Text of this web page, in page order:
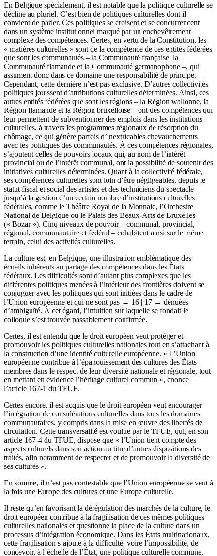
En Belgique spécialement, il est notable que la politique culturelle se
décline au pluriel. C’est bien de politiques culturelles dont il
convient de parler. Ces politiques se croisent et se concurrencent
dans un système institutionnel marqué par un enchevêtrement
complexe des compétences. Certes, en vertu de la Constitution, les
« matières culturelles » sont de la compétence de ces entités fédérées
que sont les communautés – la Communauté française, la
Communauté flamande et la Communauté germanophone –, qui
assument donc dans ce domaine une responsabilité de principe.
Cependant, cette dernière n’est pas exclusive. D’autres collectivités
politiques jouissent d’attributions culturelles déterminées. Ainsi, ces
autres entités fédérées que sont les régions – la Région wallonne, la
Région flamande et la Région bruxelloise – ont des compétences qui
leur permettent de subventionner des emplois dans les institutions
culturelles, à travers les programmes régionaux de résorption du
chômage, ce qui génère parfois d’inextricables chevauchements
avec les politiques des communautés. À ces compétences régionales,
s’ajoutent celles de pouvoirs locaux qui, au nom de l’intérêt
provincial ou de l’intérêt communal, ont la possibilité de soutenir des
initiatives culturelles déterminées. Quant à la collectivité fédérale,
ses compétences culturelles sont loin d’être négligeables, depuis le
statut fiscal et social des artistes et des techniciens du spectacle
jusqu’à la gestion d’un certain nombre d’institutions culturelles
fédérales, comme le Théâtre Royal de la Monnaie, l’Orchestre
National de Belgique ou le Palais des Beaux-Arts de Bruxelles
(« Bozar »). Cinq niveaux de pouvoir – communal, provincial,
régional, communautaire et fédéral – cohabitent ainsi sur le même
terrain, celui des activités culturelles.
La culture est, en Belgique, une illustration emblématique des
écueils inhérents au partage des compétences dans les États
fédéraux. Les difficultés sont d’autant plus complexes que les
différentes politiques menées à l’intérieur des frontières doivent se
conjuguer avec les politiques qui sont initiées dans le cadre de
l’Union européenne et qui ne sont pas ← 16 | 17 → dénuées
d’ambiguïté. À cet égard, l’intuition sur laquelle se fondait le
colloque s’est trouvée passablement confirmée.
Certes, il est entendu que le droit européen veut protéger et
promouvoir les politiques culturelles nationales tout en s’attachant à
la construction d’une identité culturelle européenne. « L’Union
européenne contribue à l’épanouissement des cultures des États
membres dans le respect de leur diversité nationale et régionale, tout
en mettant en évidence l’héritage culturel commun », énonce
l’article 167-1 du TFUE.
Certes encore, il est acquis que le droit européen veut encourager
l’intégration de considérations culturelles dans tous les domaines
communautaires, y compris dans la mise en œuvre des libertés de
circulation. Cette transversalité est voulue par le TFUE, qui, en son
article 167-4 du TFUE, dispose que « l’Union tient compte des
aspects culturels dans son action au titre d’autres dispositions des
traités, afin notamment de respecter et de promouvoir la diversité de
ses cultures ».
En somme, il n’est pas contestable que l’Union européenne se veut à
la fois une Europe des cultures et une Europe culturelle.
Il reste qu’en favorisant la dérégulation des marchés de la culture, le
droit européen contribue à la fragilisation de ces mêmes politiques
culturelles nationales et questionne la place de la culture dans un
processus d’intégration économique. Dans les États multinationaux,
cette fragilisation s’ajoute à la difficulté, voire l’impossibilité, de
concevoir, à l’échelle de l’État, une politique culturelle commune.